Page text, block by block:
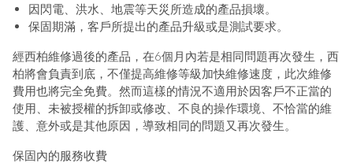
因閃電、洪水、地震等天災所造成的產品損壞。
保固期滿，客戶所提出的產品升級或是測試要求。
經西柏維修過後的產品，在6個月內若是相同問題再次發生，西
柏將會負責到底，不僅提高維修等級加快維修速度，此次維修
費用也將完全免費。然而這樣的情況不適用於因客戶不正當的
使用、未被授權的拆卸或修改、不良的操作環境、不恰當的維
護、意外或是其他原因，導致相同的問題又再次發生。
保固內的服務收費